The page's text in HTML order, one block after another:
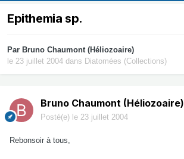
Epithemia sp.
Par Bruno Chaumont (Héliozoaire)
le 23 juillet 2004 dans Diatomées (Collections)
Bruno Chaumont (Héliozoaire)
Posté(e) le 23 juillet 2004
Rebonsoir à tous,